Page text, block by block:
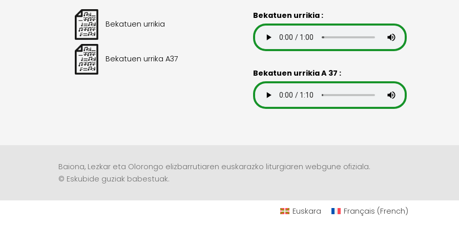
Bekatuen urrikia
Bekatuen urrika A37
Bekatuen urrikia :
Bekatuen urrikia A 37 :
Baiona, Lezkar eta Olorongo elizbarrutiaren euskarazko liturgiaren webgune ofiziala.
© Eskubide guziak babestuak.
Euskara Français (French)